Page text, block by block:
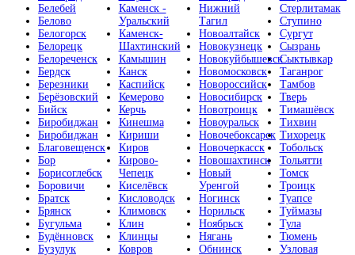
Белебей
Белово
Белогорск
Белорецк
Белореченск
Бердск
Березники
Берёзовский
Бийск
Биробиджан
Биробиджан
Благовещенск
Бор
Борисоглебск
Боровичи
Братск
Брянск
Бугульма
Будённовск
Бузулук
Каменск -
Уральский
Каменск-
Шахтинский
Камышин
Канск
Каспийск
Кемерово
Керчь
Кинешма
Кириши
Киров
Кирово-
Чепецк
Киселёвск
Кисловодск
Климовск
Клин
Клинцы
Ковров
Нижний
Тагил
Новоалтайск
Новокузнецк
Новокуйбышевск
Новомосковск
Новороссийск
Новосибирск
Новотроицк
Новоуральск
Новочебоксарск
Новочеркасск
Новошахтинск
Новый
Уренгой
Ногинск
Норильск
Ноябрьск
Нягань
Обнинск
Стерлитамак
Ступино
Сургут
Сызрань
Сыктывкар
Таганрог
Тамбов
Тверь
Тимашёвск
Тихвин
Тихорецк
Тобольск
Тольятти
Томск
Троицк
Туапсе
Туймазы
Тула
Тюмень
Узловая